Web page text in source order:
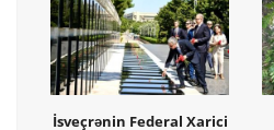
İsveçrənin Federal Xarici